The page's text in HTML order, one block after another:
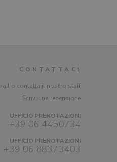
CONTATTACI
o contatta il nostro staff
Scrivi una recensione
UFFICIO PRENOTAZIONI
+39 06 4450734
UFFICIO PRENOTAZIONI
+39 06 88373403